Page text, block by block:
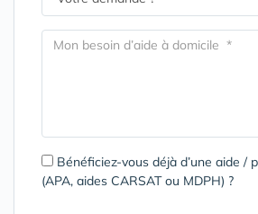
Bénéficiez-vous déjà d’une aide /
(APA, aides CARSAT ou MDPH) ?